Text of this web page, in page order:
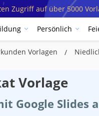
Zugriff auf über 5000
Persönlich
Vorlagen
Vorlage
Google Slides